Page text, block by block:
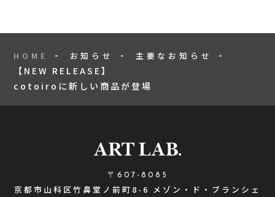
HOME お知らせ 主要なお知らせ
【NEW RELEASE】
cotoiroに新しい商品が登場
〒607-8085
京都市山科区竹鼻堂ノ前町8-6 メゾン・ド・ブランシェ